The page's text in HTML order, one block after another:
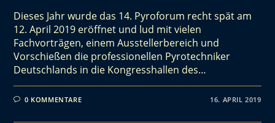
Dieses Jahr wurde das 14. Pyroforum recht spät am
12. April 2019 eröffnet und lud mit vielen
Fachvorträgen, einem Ausstellerbereich und
Vorschießen die professionellen Pyrotechniker
Deutschlands in die Kongresshallen des…
0 KOMMENTARE 16. APRIL 2019